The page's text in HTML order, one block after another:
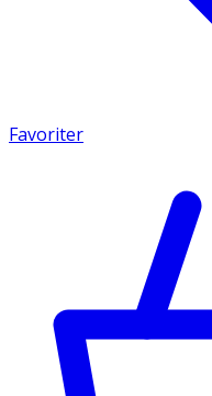
Favoriter